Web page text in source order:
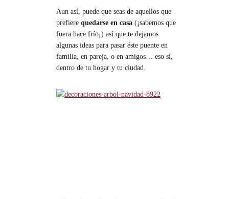
Aun así, puede que seas de aquellos que
prefiere quedarse en casa (¡sabemos que
fuera hace frío¡) así que te dejamos
algunas ideas para pasar éste puente en
familia, en pareja, o en amigos… eso sí,
dentro de tu hogar y tu ciudad.